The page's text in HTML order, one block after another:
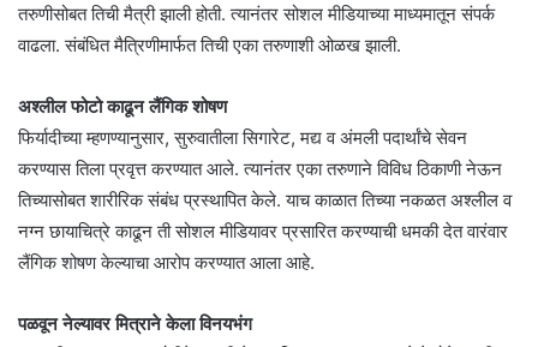
तरुणीसोबत तिची मैत्री झाली होती. त्यानंतर सोशल मीडियाच्या माध्यमातून संपर्क
वाढला. संबंधित मैत्रिणीमार्फत तिची एका तरुणाशी ओळख झाली.
अश्लील फोटो काढून लैंगिक शोषण
फिर्यादीच्या म्हणण्यानुसार, सुरुवातीला सिगारेट, मद्य व अंमली पदार्थांचे सेवन
करण्यास तिला प्रवृत्त करण्यात आले. त्यानंतर एका तरुणाने विविध ठिकाणी नेऊन
तिच्यासोबत शारीरिक संबंध प्रस्थापित केले. याच काळात तिच्या नकळत अश्लील व
नग्न छायाचित्रे काढून ती सोशल मीडियावर प्रसारित करण्याची धमकी देत वारंवार
लैंगिक शोषण केल्याचा आरोप करण्यात आला आहे.
पळवून नेल्यावर मित्राने केला विनयभंग